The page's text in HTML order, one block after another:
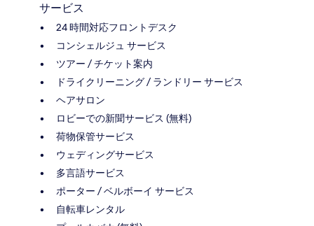
サービス
24 時間対応フロントデスク
コンシェルジュ サービス
ツアー / チケット案内
ドライクリーニング / ランドリー サービス
ヘアサロン
ロビーでの新聞サービス (無料)
荷物保管サービス
ウェディングサービス
多言語サービス
ポーター / ベルボーイ サービス
自転車レンタル